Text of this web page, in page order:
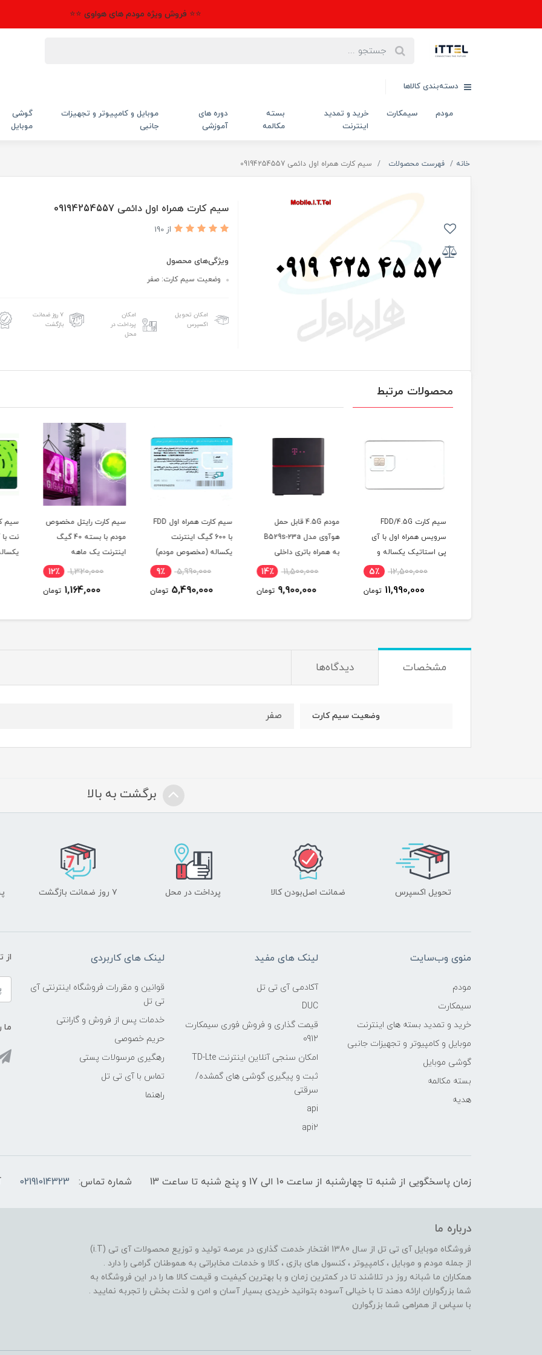
⭐⭐ فروش ویژه مودم های هواوی ⭐⭐
دسته‌بندی کالاها
مودم سیمکارت
خرید و تمدید
اینترنت
بسته
مکالمه
دوره های
آموزشی
موبایل و کامپیوتر و تجهیزات
جانبی
گوشی
موبایل
خانه فهرست محصولات سیم کارت همراه اول دائمی 09194254557
سیم کارت همراه اول دائمی 09194254557
از 190
ویژگی‌های محصول
وضعیت سیم کارت: صفر
امکان تحویل
اکسپرس
امکان
پرداخت در
محل
۷ روز ضمانت
بازگشت
محصولات مرتبط
مودم 4.5G قابل حمل
هوآوی مدل B529s-23a
به همراه باتری داخلی
11,500,000 14٪
9,900,000 تومان
با 600 گیگ اینترنت
یکساله (مخصوص مودم)
5,990,000 9٪
5,490,000 تومان
سیم کارت رایتل مخصوص
مودم با بسته 40 گیگ
اینترنت یک ماهه
1,320,000 12٪
1,164,000 تومان
سیم کارت TD-LTE مبین
نت با آی پی استاتیک
یکساله (مخصوص مودم )
7,500,000 3٪
7,290,000 تومان
مشخصات دیدگاه‌ها
وضعیت سیم کارت صفر
برگشت به بالا
تحویل اکسپرس ضمانت اصل‌بودن کالا پرداخت در محل ۷ روز ضمانت بازگشت
منوی وب‌سایت
مودم
سیمکارت
خرید و تمدید بسته های اینترنت
موبایل و کامپیوتر و تجهیزات جانبی
گوشی موبایل
بسته مکالمه
هدیه
لینک های مفید
آکادمی آی تی تل
DUC
قیمت گذاری و فروش فوری سیمکارت
0912
امکان سنجی آنلاین اینترنت TD-Lte
ثبت و پیگیری گوشی های گمشده/
سرقتی
api
api2
لینک های کاربردی
قوانین و مقررات فروشگاه اینترنتی آی
تی تل
خدمات پس از فروش و گارانتی
حریم خصوصی
رهگیری مرسولات پستی
تماس با آی تی تل
راهنما
از
ما
زمان پاسخگویی از شنبه تا چهارشنبه از ساعت 10 الی 17 و پنج شنبه تا ساعت 13 شماره تماس: 02191014323
درباره ما
فروشگاه موبایل آی تی تل از سال 1380 افتخار خدمت گذاری در عرصه تولید و توزیع محصولات آی تی (i.T)
از جمله مودم و موبایل ، کامپیوتر ، کنسول های بازی ، کالا و خدمات مخابراتی به هموطنان گرامی را دارد .
همکاران ما شبانه روز در تلاشند تا در کمترین زمان و با بهترین کیفیت و قیمت کالا ها را در این فروشگاه به
شما بزرگواران ارائه دهند تا با خیالی آسوده بتوانید خریدی بسیار آسان و امن و لذت بخش را تجربه نمایید .
با سپاس از همراهی شما بزرگوارن